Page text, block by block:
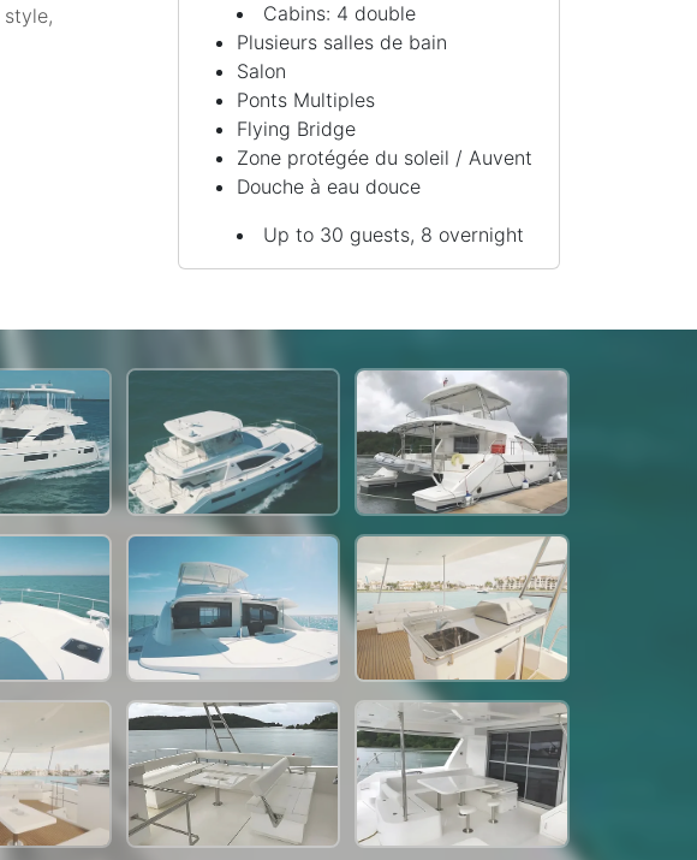
Cabins: 4 double
Plusieurs salles de bain
Salon
Ponts Multiples
Flying Bridge
Zone protégée du soleil / Auvent
Douche à eau douce
Up to 30 guests, 8 overnight